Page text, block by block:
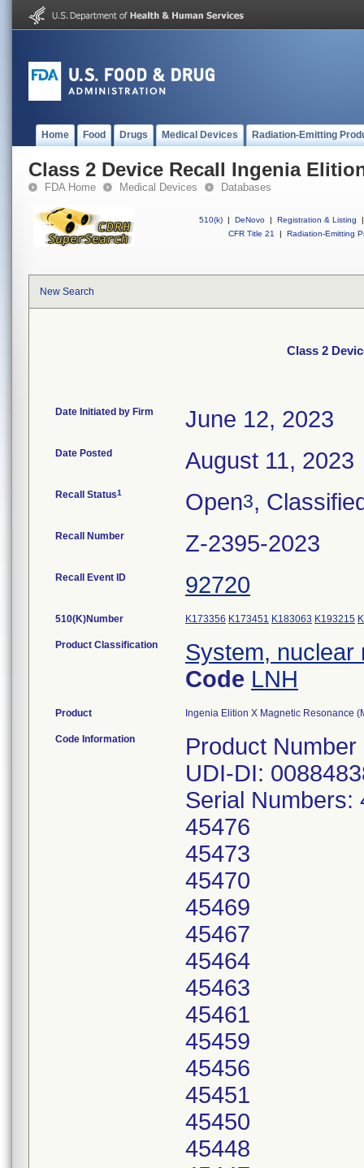
Home Food Drugs Medical Devices Radiation-Emitting
Class 2 Device Recall Ingenia
FDA Home Medical Devices Databases
510(k) | DeNovo | Registration & Listing
|
CFR Title 21
| Radiation-Emitting
New Search
Class 2
Date Initiated by Firm June 12, 2023
Date Posted August 11, 2023
Recall Status1 Open3,
Recall Number Z-2395-2023
Recall Event ID 92720
510(K)Number K173356 K173451 K183063 K193215
Product Classification
System, nuclear
Code LNH
Product Ingenia Elition X Magnetic Resonance
Code Information
Product Number
UDI-DI:
Serial Numbers:
45476
45473
45470
45469
45467
45464
45463
45461
45459
45456
45451
45450
45448